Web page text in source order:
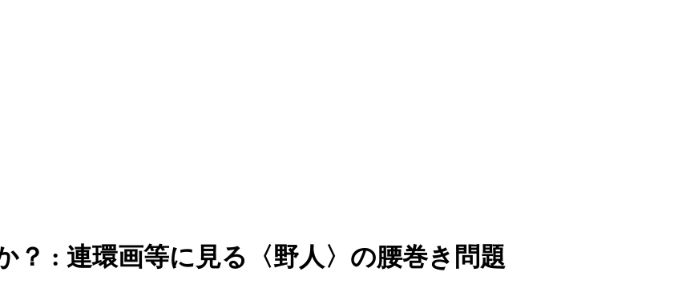
？ : 連環画等に見る〈野人〉の腰巻き問題